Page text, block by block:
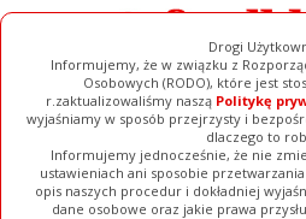
Drogi
Informujemy, że w związku z
Osobowych (RODO), które jest
r.zaktualizowaliśmy naszą Politykę
wyjaśniamy w sposób przejrzysty i
dlaczego to
Informujemy jednocześnie, że nie
ustawieniach ani sposobie
opis naszych procedur i dokładniej
dane osobowe oraz jakie prawa
Ogłoszenia Filmy Galerie